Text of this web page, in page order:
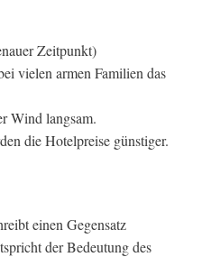
Zeitpunkt)
vielen armen Familien das
Wind langsam.
die Hotelpreise günstiger.
einen Gegensatz
der Bedeutung des